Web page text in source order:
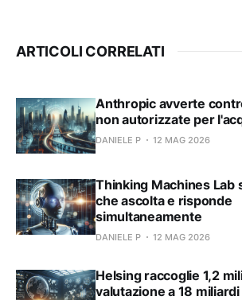
ARTICOLI CORRELATI
Anthropic avverte
non autorizzate per
DANIELE P 12 MAG 2026
Thinking Machines Lab
che ascolta e risponde
simultaneamente
DANIELE P 12 MAG 2026
Helsing raccoglie 1,2
valutazione a 18 miliardi